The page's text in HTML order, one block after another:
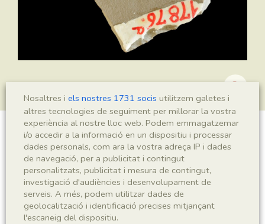
?Brachyphyllum sp.
Sigla
MNHN 17876a
Nosaltres i els nostres 1731 socis utilitzem galetes i
altres tecnologies de seguiment per millorar la vostra
experiència al nostre lloc web. Podem emmagatzemar
i/o accedir a la informació en un dispositiu i processar
dades personals, com ara la vostra adreça IP i dades
de navegació, per a publicitat i contingut
personalitzats, publicitat i mesura de contingut,
investigació d'audiències i desenvolupament de
serveis. A més, podem utilitzar dades de
geolocalització i identificació precises mitjançant
l'escaneig del dispositiu.